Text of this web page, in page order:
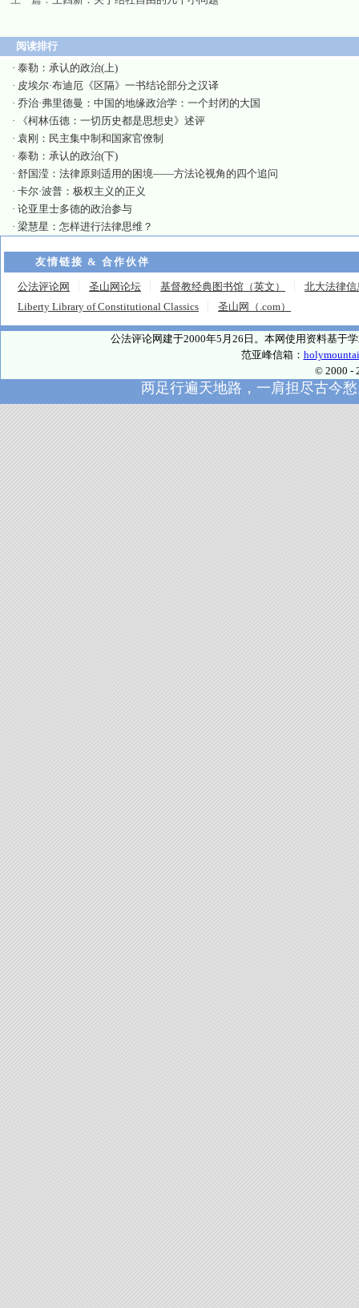
阅读排行
· 泰勒：承认的政治(上)
· 皮埃尔·布迪厄《区隔》一书结论部分之汉译
· 乔治·弗里德曼：中国的地缘政治学：一个封闭的大国
·
《柯林伍德：一切历史都是思想史》述评
· 袁刚：民主集中制和国家官僚制
· 泰勒：承认的政治(下)
· 舒国滢：法律原则适用的困境——方法论视角的四个追问
· 卡尔·波普：极权主义的正义
· 论亚里士多德的政治参与
· 梁慧星：怎样进行法律思维？
友情链接 & 合作伙伴
公法评论网 圣山网论坛 基督教经典图书馆（英文）
北大法律信
Liberty Library of Constitutional Classics
圣山网（.com）
公法评论网建于2000年5月26日。本网使用资料基于
范亚峰信箱：
© 2000 -
两足行遍天地路，一肩担尽古今